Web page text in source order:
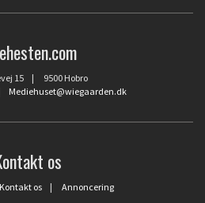
15 | 9500 Hobro
Mediehuset@wiegaarden.dk
os
Kontakt os | Annoncering